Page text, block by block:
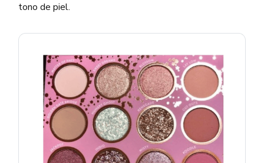
tono de piel.